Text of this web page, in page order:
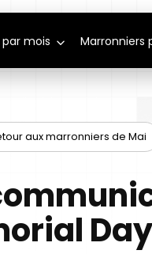
mois Marronniers
aux marronniers de Mai